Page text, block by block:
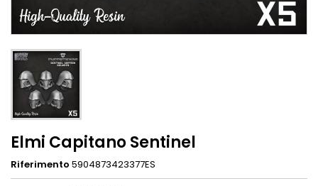
Elmi Capitano Sentinel
Riferimento 5904873423377ES